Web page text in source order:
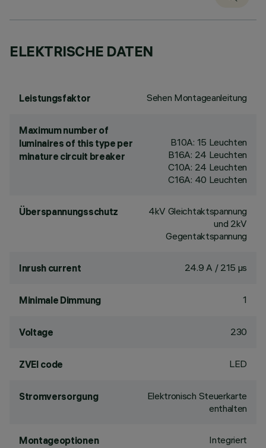
ELEKTRISCHE DATEN
Leistungsfaktor Sehen Montageanleitung
Maximum number of
luminaires of this type per
minature circuit breaker
B10A: 15 Leuchten
B16A: 24 Leuchten
C10A: 24 Leuchten
C16A: 40 Leuchten
Überspannungsschutz
4kV Gleichtaktspannung
und 2kV
Gegentaktspannung
Inrush current 24.9 A / 215 µs
Minimale Dimmung 1
Voltage 230
ZVEI code LED
Stromversorgung
Elektronisch Steuerkarte
enthalten
Montageoptionen Integriert